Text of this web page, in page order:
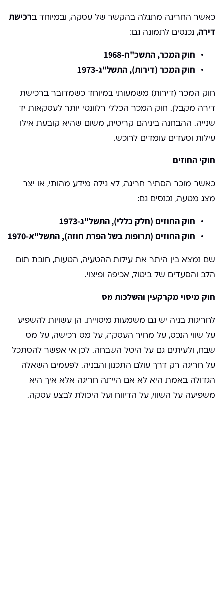
כאשר החריגה מתגלה בהקשר של עסקה, ובמיוחד ברכישת
דירה, נכנסים לתמונה גם:
חוק המכר, התשכ"ח-1968
חוק המכר (דירות), התשל"ג-1973
חוק המכר (דירות) משמעותי במיוחד כשמדובר ברכישת
דירה מקבלן. חוק המכר הכללי רלוונטי יותר לעסקאות יד
שנייה. ההבחנה ביניהם קריטית, משום שהיא קובעת אילו
עילות וסעדים עומדים לרוכש.
חוקי החוזים
כאשר מוכר הסתיר חריגה, לא גילה מידע מהותי, או יצר
מצג מטעה, נכנסים גם:
חוק החוזים (חלק כללי), התשל"ג-1973
חוק החוזים (תרופות בשל הפרת חוזה), התשל"א-1970
שם נמצא בין היתר את עילות ההטעיה, הטעות, חובת תום
הלב והסעדים של ביטול, אכיפה ופיצוי.
חוק מיסוי מקרקעין והשלכות מס
לחריגות בניה יש גם משמעות מיסויית. הן עשויות להשפיע
על שווי הנכס, על מחיר העסקה, על מס רכישה, על מס
שבח, ולעיתים גם על היטל השבחה. לכן אי אפשר להסתכל
על חריגה רק דרך עולם התכנון והבניה. לפעמים השאלה
הגדולה באמת היא לא אם הייתה חריגה אלא איך היא
משפיעה על השווי, על הדיווח ועל היכולת לבצע עסקה.